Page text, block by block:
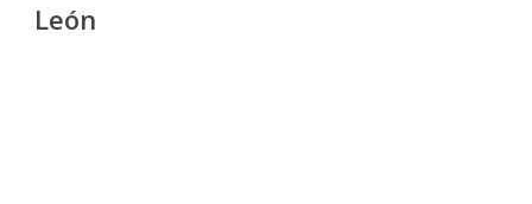
León